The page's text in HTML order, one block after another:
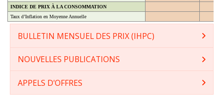
Taux d’Inflation en Moyenne Annuelle